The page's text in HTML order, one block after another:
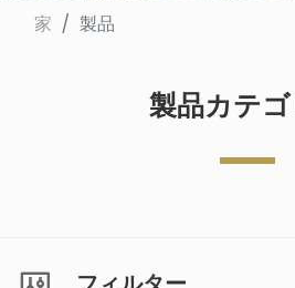
家 製品
製品カテ